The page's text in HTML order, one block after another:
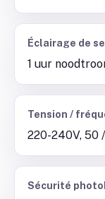
Éclairage de
1 uur
Tension /
220-240V, 50
Sécurité